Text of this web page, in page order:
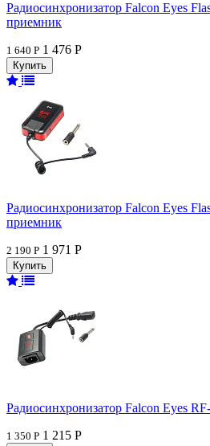
Радиосинхронизатор Falcon Eyes
приемник
1 640 Р 1 476 Р
Радиосинхронизатор Falcon Eyes
приемник
2 190 Р 1 971 Р
Радиосинхронизатор Falcon Eyes
1 350 Р 1 215 Р